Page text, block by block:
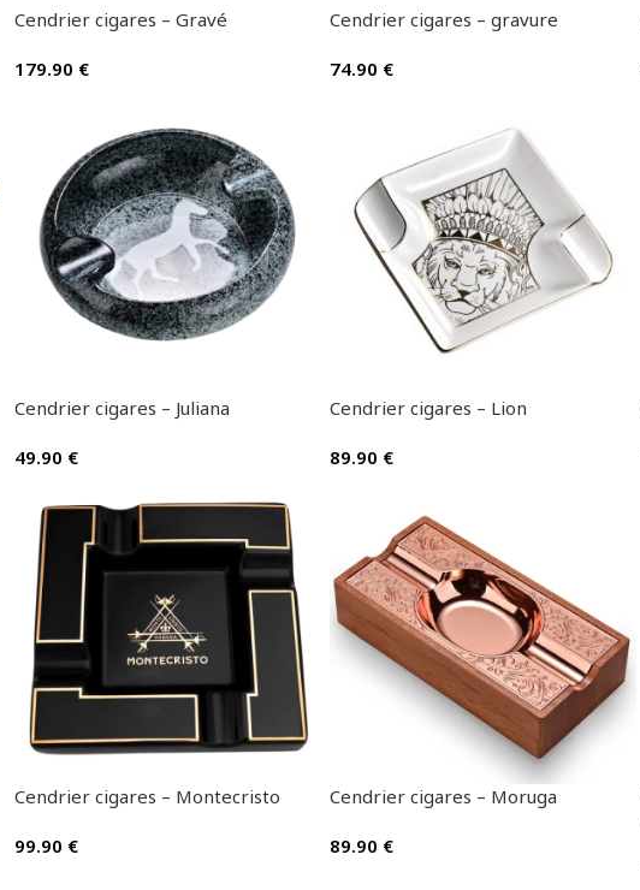
Cendrier cigares – Gravé
179.90 €
Cendrier cigares – gravure
74.90 €
Cendrier cigares – Juliana
49.90 €
Cendrier cigares – Lion
89.90 €
Cendrier cigares – Montecristo
99.90 €
Cendrier cigares – Moruga
89.90 €